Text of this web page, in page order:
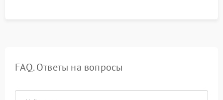
FAQ. Ответы на вопросы